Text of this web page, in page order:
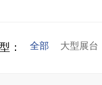
： 全部 大型展台